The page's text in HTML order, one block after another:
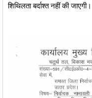
शिथिलता बर्दाश्त नहीं की जाएगी।